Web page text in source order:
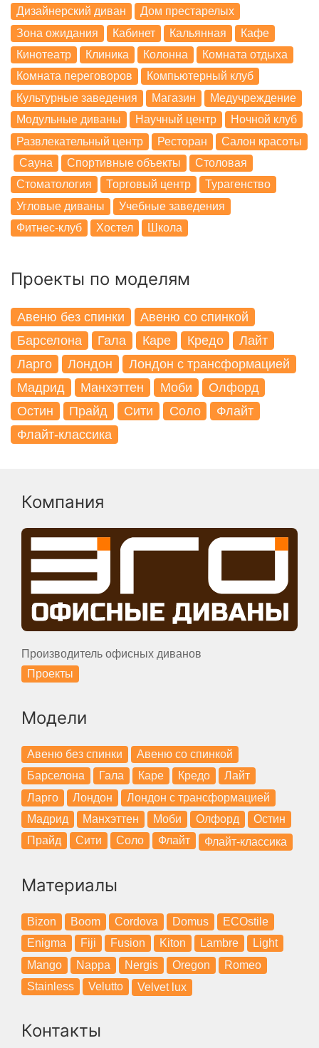
Дизайнерский диван
Дом престарелых
Зона ожидания
Кабинет Кальянная
Кафе
Кинотеатр
Клиника Колонна
Комната отдыха
Комната переговоров
Компьютерный клуб
Культурные заведения
Магазин
Медучреждение
Модульные диваны
Научный центр
Ночной клуб
Развлекательный центр
Ресторан
Салон красоты
Сауна
Спортивные объекты
Столовая
Стоматология
Торговый центр
Турагенство
Угловые диваны
Учебные заведения
Фитнес-клуб
Хостел Школа
Проекты по моделям
Авеню без спинки
Авеню со спинкой
Барселона
Гала Каре Кредо
Лайт
Ларго
Лондон
Лондон с трансформацией
Мадрид
Манхэттен Моби
Олфорд
Остин
Прайд Сити Соло
Флайт
Флайт-классика
Компания
Производитель офисных диванов
Проекты
Модели
Авеню без спинки
Авеню со спинкой
Барселона
Гала Каре Кредо
Лайт
Ларго
Лондон
Лондон с трансформацией
Мадрид
Манхэттен Моби Олфорд
Остин
Прайд
Сити Соло Флайт Флайт-классика
Материалы
Bizon Boom Cordova Domus
ECOstile
Enigma
Fiji Fusion Kiton Lambre
Light
Mango
Nappa Nergis Oregon
Romeo
Stainless
Velutto Velvet lux
Контакты